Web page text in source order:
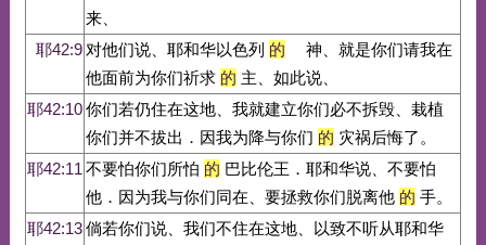
来、
耶42:9 对他们说、耶和华以色列 的 神、就是你们请我在
他面前为你们祈求 的 主、如此说、
耶42:10你们若仍住在这地、我就建立你们必不拆毁、栽植
你们并不拔出．因我为降与你们 的 灾祸后悔了。
耶42:11 不要怕你们所怕 的 巴比伦王．耶和华说、不要怕
他．因为我与你们同在、要拯救你们脱离他 的 手。
耶42:13倘若你们说、我们不住在这地、以致不听从耶和华